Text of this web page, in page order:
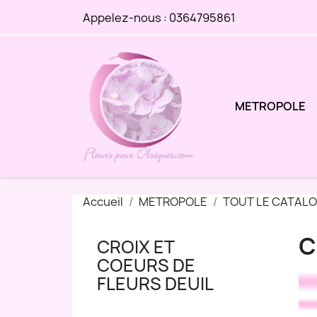
Appelez-nous : 0364795861
METROPOLE
Accueil METROPOLE TOUT LE
CROIX ET
COEURS DE
FLEURS DEUIL